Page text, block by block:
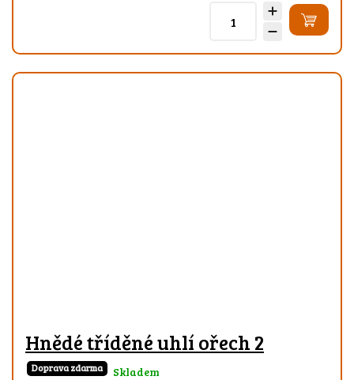
Hnědé tříděné uhlí ořech 2
Doprava zdarma
Skladem